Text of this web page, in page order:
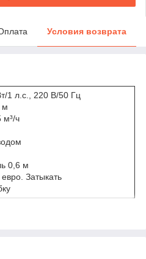
Условия возврата
1 л.с., 220 В/50 Гц
м
м³/ч
0,6 м
Затыкать